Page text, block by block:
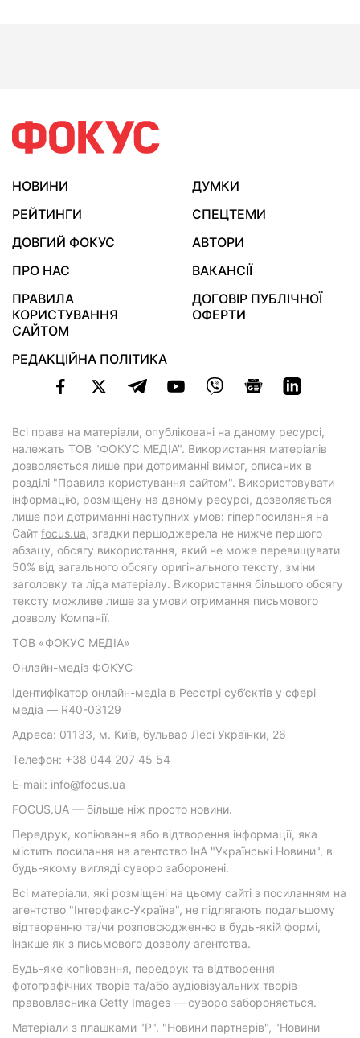
НОВИНИ
ДУМКИ
РЕЙТИНГИ
СПЕЦТЕМИ
ДОВГИЙ ФОКУС
АВТОРИ
ПРО НАС
ВАКАНСІЇ
ПРАВИЛА
КОРИСТУВАННЯ
САЙТОМ
ДОГОВІР ПУБЛІЧНОЇ
ОФЕРТИ
РЕДАКЦІЙНА ПОЛІТИКА
Всі права на матеріали, опубліковані на даному ресурсі,
належать ТОВ "ФОКУС МЕДІА". Використання матеріалів
дозволяється лише при дотриманні вимог, описаних в
розділі "Правила користування сайтом". Використовувати
інформацію, розміщену на даному ресурсі, дозволяється
лише при дотриманні наступних умов: гіперпосилання на
Cайт focus.ua, згадки першоджерела не нижче першого
абзацу, обсягу використання, який не може перевищувати
50% від загального обсягу оригінального тексту, зміни
заголовку та ліда матеріалу. Використання більшого обсягу
тексту можливе лише за умови отримання письмового
дозволу Компанії.
ТОВ «ФОКУС МЕДІА»
Онлайн-медіа ФОКУС
Ідентифікатор онлайн-медіа в Реєстрі суб’єктів у сфері
медіа — R40-03129
Адреса: 01133, м. Київ, бульвар Лесі Українки, 26
Телефон: +38 044 207 45 54
E-mail: info@focus.ua
FOCUS.UA — більше ніж просто новини.
Передрук, копіювання або відтворення інформації, яка
містить посилання на агентство ІнА "Українські Новини", в
будь-якому вигляді суворо заборонені.
Всі матеріали, які розміщені на цьому сайті з посиланням на
агентство "Інтерфакс-Україна", не підлягають подальшому
відтворенню та/чи розповсюдженню в будь-якій формі,
інакше як з письмового дозволу агентства.
Будь-яке копіювання, передрук та відтворення
фотографічних творів та/або аудіовізуальних творів
правовласника Getty Images — суворо забороняється.
Матеріали з плашками "Р", "Новини партнерів", "Новини